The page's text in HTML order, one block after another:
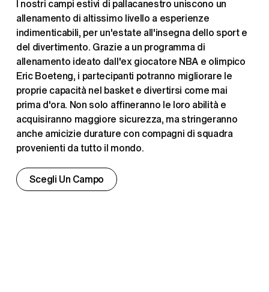
I nostri campi estivi di pallacanestro uniscono un
allenamento di altissimo livello a esperienze
indimenticabili, per un'estate all'insegna dello sport e
del divertimento. Grazie a un programma di
allenamento ideato dall'ex giocatore NBA e olimpico
Eric Boeteng, i partecipanti potranno migliorare le
proprie capacità nel basket e divertirsi come mai
prima d'ora. Non solo affineranno le loro abilità e
acquisiranno maggiore sicurezza, ma stringeranno
anche amicizie durature con compagni di squadra
provenienti da tutto il mondo.
Scegli Un Campo